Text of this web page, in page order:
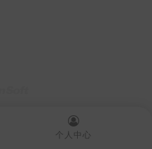
个人中心